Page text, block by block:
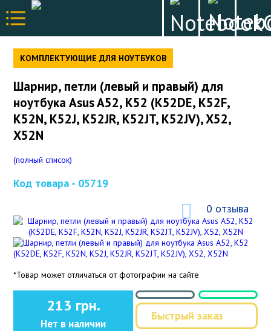
КОМПЛЕКТУЮЩИЕ ДЛЯ НОУТБУКОВ
Шарнир, петли (левый и правый) для
ноутбука Asus A52, K52 (K52DE, K52F,
K52N, K52J, K52JR, K52JT, K52JV), X52,
X52N
(полный список)
Код товара - 05719
0 отзыва
*Товар может отличаться от фотографии на сайте
213 грн.
Нет в наличии
Быстрый заказ